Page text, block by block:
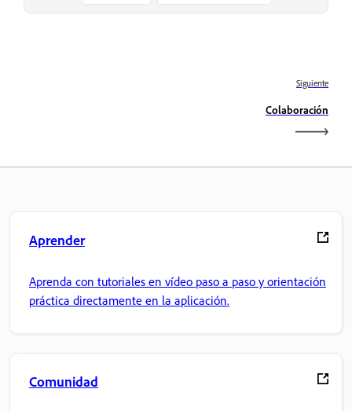
Siguiente
Colaboración
Aprender
Aprenda con tutoriales en vídeo paso a paso y orientación
práctica directamente en la aplicación.
Comunidad